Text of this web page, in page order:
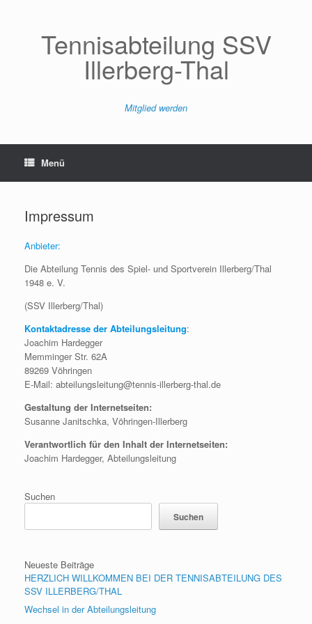
Tennisabteilung SSV
Illerberg-Thal
Mitglied werden
Menü
Impressum
Anbieter:
Die Abteilung Tennis des Spiel- und Sportverein Illerberg/Thal
1948 e. V.
(SSV Illerberg/Thal)
Kontaktadresse der Abteilungsleitung:
Joachim Hardegger
Memminger Str. 62A
89269 Vöhringen
E-Mail: abteilungsleitung@tennis-illerberg-thal.de
Gestaltung der Internetseiten:
Susanne Janitschka, Vöhringen-Illerberg
Verantwortlich für den Inhalt der Internetseiten:
Joachim Hardegger, Abteilungsleitung
Suchen
Suchen
Neueste Beiträge
HERZLICH WILLKOMMEN BEI DER TENNISABTEILUNG DES
SSV ILLERBERG/THAL
Wechsel in der Abteilungsleitung